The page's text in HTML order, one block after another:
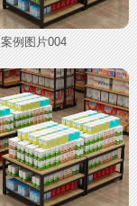
案例图片004